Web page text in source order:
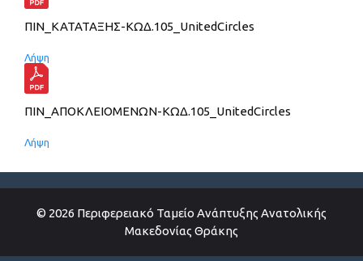
ΠΙΝ_ΚΑΤΑΤΑΞΗΣ-ΚΩΔ.105_UnitedCircles
Λήψη
ΠΙΝ_ΑΠΟΚΛΕΙΟΜΕΝΩΝ-ΚΩΔ.105_UnitedCircles
Λήψη
© 2026 Περιφερειακό Ταμείο Ανάπτυξης Ανατολικής
Μακεδονίας Θράκης